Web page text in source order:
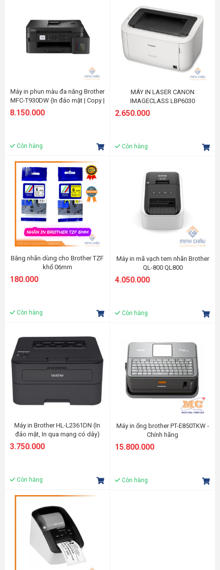
Máy in phun màu đa năng Brother
MFC-T930DW (In đảo mặt | Copy |
Scan | Fax | A4 | A5| USB | LAN |
8.150.000
Còn hàng
MÁY IN LASER CANON
IMAGECLASS LBP6030
2.650.000
Còn hàng
Băng nhãn dùng cho Brother TZF
khổ 06mm
(White/Yellow/Blue/Green)
180.000
Còn hàng
Máy in mã vạch tem nhãn Brother
QL-800 QL800
4.050.000
Còn hàng
Máy in Brother HL-L2361DN (In
đảo mặt, In qua mạng có dây)
3.750.000
Còn hàng
Máy in ống brother PT-E850TKW -
Chính hãng
15.800.000
Còn hàng